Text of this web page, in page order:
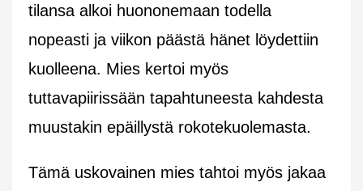
tilansa alkoi huononemaan todella
nopeasti ja viikon päästä hänet löydettiin
kuolleena. Mies kertoi myös
tuttavapiirissään tapahtuneesta kahdesta
muustakin epäillystä rokotekuolemasta.
Tämä uskovainen mies tahtoi myös jakaa